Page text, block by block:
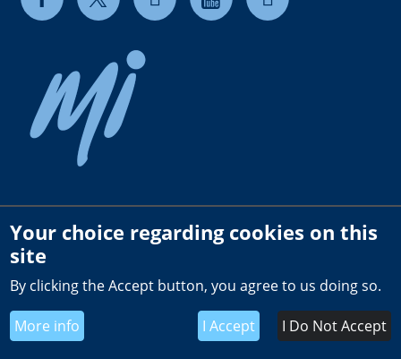
Copyright © 2026 milkrite | InterPuls. All rights reserved.
Terms of use
Terms and Conditions of Sale BR
Global General Terms of Purchase
Your choice regarding cookies on this
site
By clicking the Accept button, you agree to us doing so.
More info I Accept I Do Not Accept